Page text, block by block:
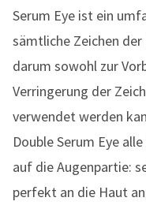
Serum Eye ist ein
sämtliche Zeichen
darum sowohl zur
Verringerung der
verwendet werden
Double Serum Eye
auf die Augenpartie:
perfekt an die Haut